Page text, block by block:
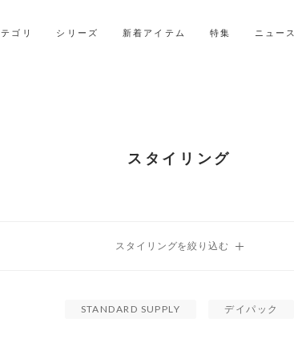
ゴリ
シリーズ 新着アイテム 特集 ニュース
スタイリング
STANDARD SUPPLY デイパック